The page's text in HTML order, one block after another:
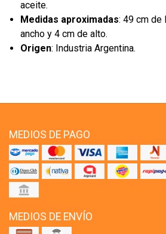
aceite.
Medidas aproximadas: 49 cm de
ancho y 4 cm de alto.
Origen: Industria Argentina.
MEDIOS DE PAGO
MEDIOS DE ENVÍO